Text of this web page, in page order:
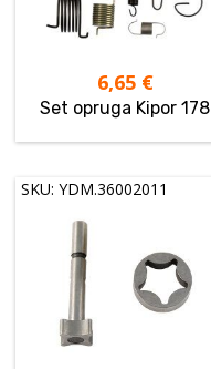
6,65 €
Set opruga Kipor 178
SKU: YDM.36002011